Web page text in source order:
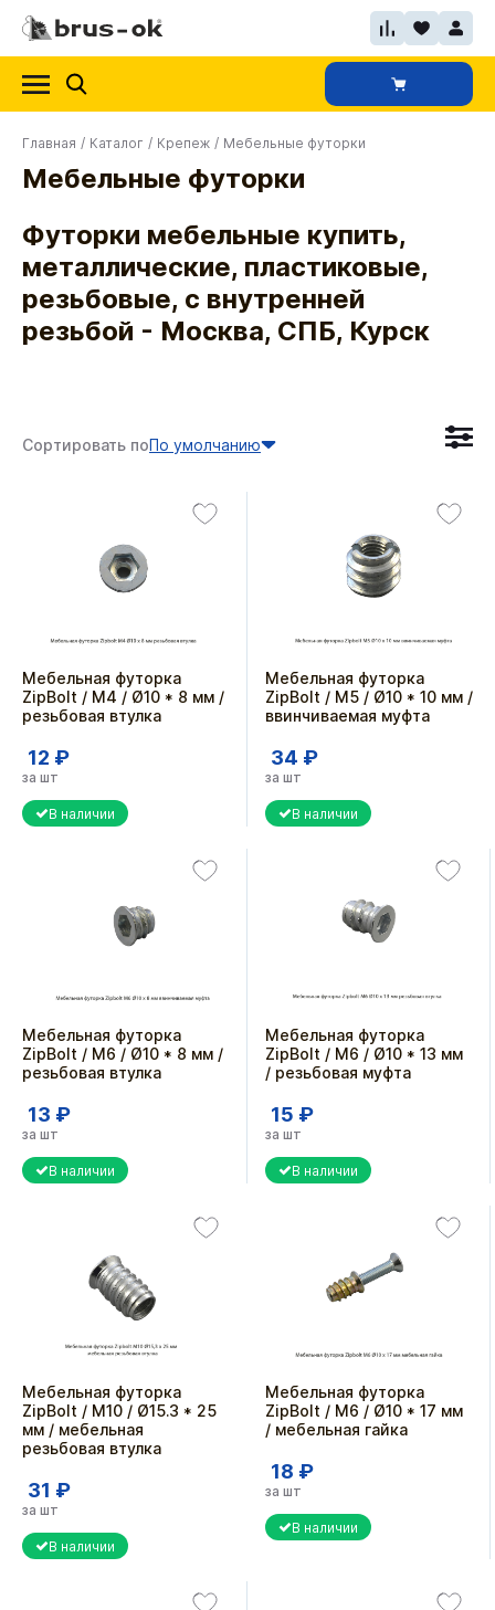
Главная / Каталог / Крепеж / Мебельные футорки
Мебельные футорки
Футорки мебельные купить,
металлические, пластиковые,
резьбовые, с внутренней
резьбой - Москва, СПБ, Курск
Сортировать поПо умолчанию
Мебельная футорка
ZipBolt / М4 / Ø10 * 8 мм /
резьбовая втулка
12 ₽
за шт
В наличии
Мебельная футорка
ZipBolt / М5 / Ø10 * 10 мм /
ввинчиваемая муфта
34 ₽
за шт
В наличии
Мебельная футорка
ZipBolt / М6 / Ø10 * 8 мм /
резьбовая втулка
13 ₽
за шт
В наличии
Мебельная футорка
ZipBolt / М6 / Ø10 * 13 мм
/ резьбовая муфта
15 ₽
за шт
В наличии
Мебельная футорка
ZipBolt / М10 / Ø15.3 * 25
мм / мебельная
резьбовая втулка
31 ₽
за шт
В наличии
Мебельная футорка
ZipBolt / М6 / Ø10 * 17 мм
/ мебельная гайка
18 ₽
за шт
В наличии